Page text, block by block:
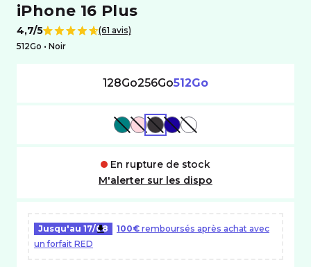
iPhone 16 Plus
Note de
4,7/5
(61 avis)
512Go •
noir
128Go256Go512Go
VERT ROSE NOIR BLEU BLANC
En rupture de stock
M'alerter sur les dispo
Jusqu'au 17/08 100€ remboursés après achat avec
un forfait RED